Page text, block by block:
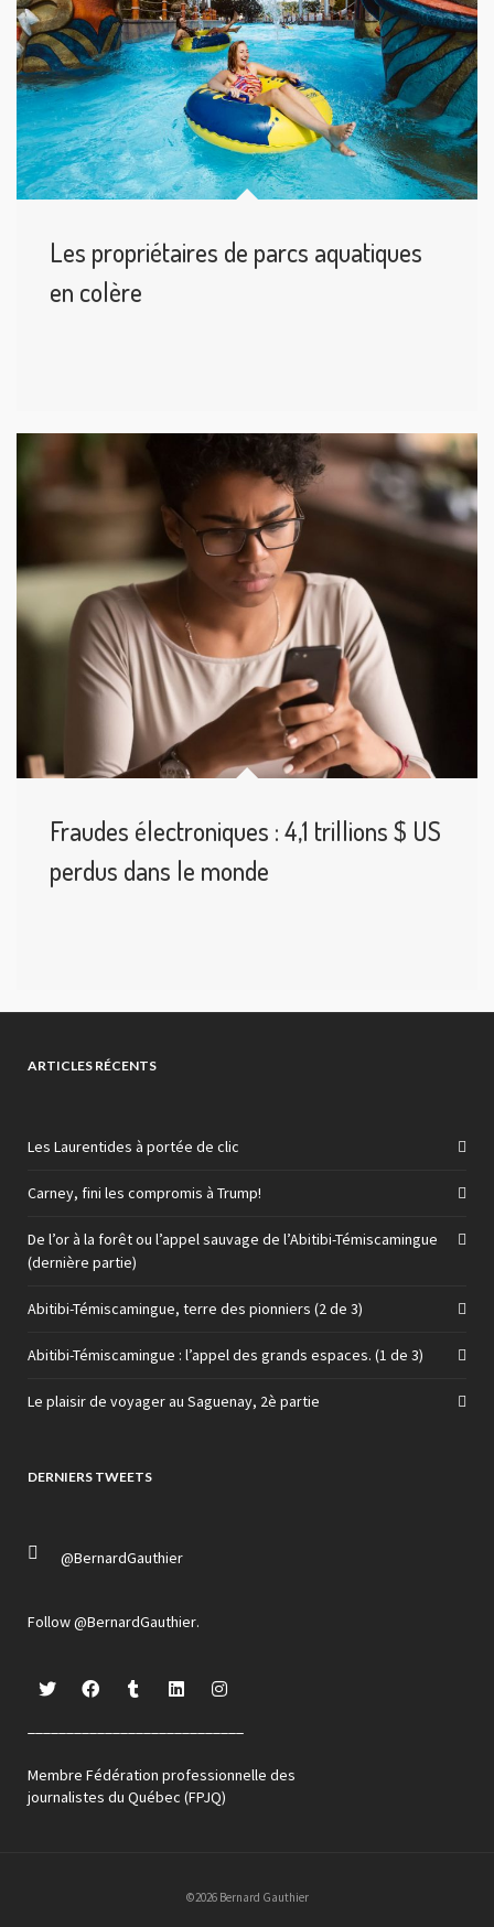
Les propriétaires de parcs aquatiques
en colère
Fraudes électroniques : 4,1 trillions $ US
perdus dans le monde
ARTICLES RÉCENTS
Les Laurentides à portée de clic
Carney, fini les compromis à Trump!
De l’or à la forêt ou l’appel sauvage de l’Abitibi-Témiscamingue
(dernière partie)
Abitibi-Témiscamingue, terre des pionniers (2 de 3)
Abitibi-Témiscamingue : l’appel des grands espaces. (1 de 3)
Le plaisir de voyager au Saguenay, 2è partie
DERNIERS TWEETS
@BernardGauthier
Follow@BernardGauthier.
Membre Fédération professionnelle des
journalistes du Québec (FPJQ)
©2026 Bernard Gauthier